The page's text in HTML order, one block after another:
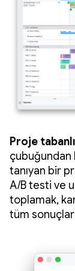
Proje tabanlı
tanıyan bir
A/B testi ve
toplamak,
tüm